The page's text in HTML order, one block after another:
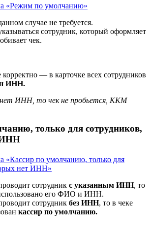
«Режим по умолчанию»
случае не требуется.
сотрудник, который оформляет
чек.
корректно — в карточке всех сотрудников
ИНН.
нет ИНН, то чек не пробьется, ККМ
только для сотрудников,
ИНН
«Кассир по умолчанию, только для
нет ИНН»
сотрудник с указанным ИНН, то
его ФИО и ИНН.
сотрудник без ИНН, то в чеке
кассир по умолчанию.